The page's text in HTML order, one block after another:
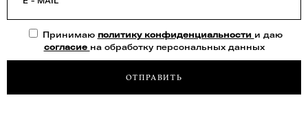
Принимаю политику конфиденциальности и даю
согласие на обработку персональных данных
ОТПРАВИТЬ